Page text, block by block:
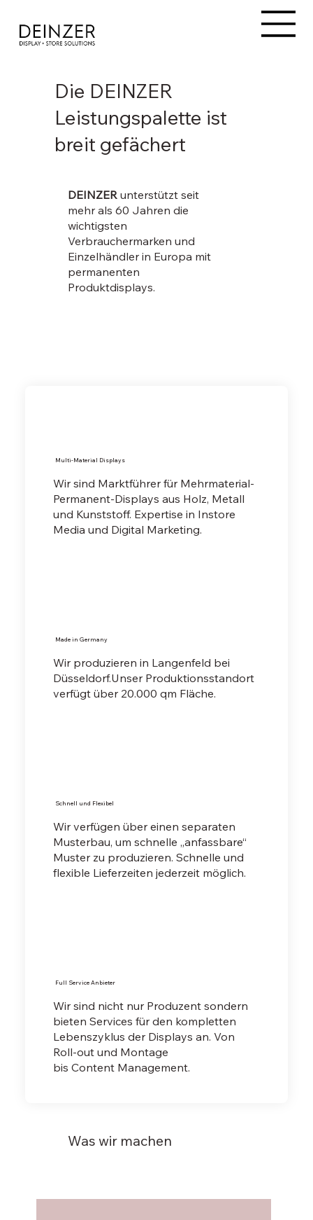
Was wir machen
Die DEINZER
Leistungspalette ist
breit gefächert
DEINZER unterstützt seit
mehr als 60 Jahren die
wichtigsten
Verbrauchermarken und
Einzelhändler in Europa mit
permanenten
Produktdisplays.
Multi-Material Displays
Wir sind Marktführer für Mehrmaterial-
Permanent-Displays aus Holz, Metall
und Kunststoff. Expertise in Instore
Media und Digital Marketing.
Made in Germany
Wir produzieren in Langenfeld bei
Düsseldorf.Unser Produktionsstandort
verfügt über 20.000 qm Fläche.
Schnell und Flexibel
Wir verfügen über einen separaten
Musterbau, um schnelle „anfassbare“
Muster zu produzieren. Schnelle und
flexible Lieferzeiten jederzeit möglich.
Full Service Anbieter
Wir sind nicht nur Produzent sondern
bieten Services für den kompletten
Lebenszyklus der Displays an. Von
Roll-out und Montage
bis Content Management.